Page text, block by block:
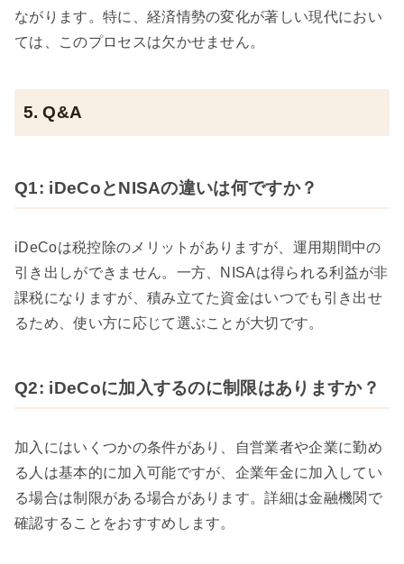
ながります。特に、経済情勢の変化が著しい現代におい
ては、このプロセスは欠かせません。
5. Q&A
Q1: iDeCoとNISAの違いは何ですか？
iDeCoは税控除のメリットがありますが、運用期間中の
引き出しができません。一方、NISAは得られる利益が非
課税になりますが、積み立てた資金はいつでも引き出せ
るため、使い方に応じて選ぶことが大切です。
Q2: iDeCoに加入するのに制限はありますか？
加入にはいくつかの条件があり、自営業者や企業に勤め
る人は基本的に加入可能ですが、企業年金に加入してい
る場合は制限がある場合があります。詳細は金融機関で
確認することをおすすめします。